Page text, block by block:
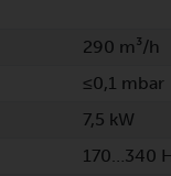
290 m³/h
≤0,1 mbar
7,5 kW
170…340